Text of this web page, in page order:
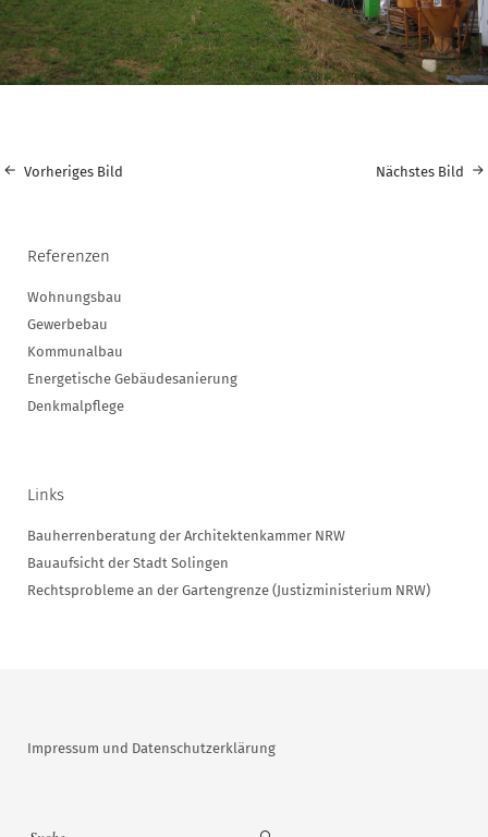
Nächstes Bild
Vorheriges Bild
Referenzen
Wohnungsbau
Gewerbebau
Kommunalbau
Energetische Gebäudesanierung
Denkmalpflege
Links
Bauherrenberatung der Architektenkammer NRW
Bauaufsicht der Stadt Solingen
Rechtsprobleme an der Gartengrenze (Justizministerium NRW)
Impressum und Datenschutzerklärung